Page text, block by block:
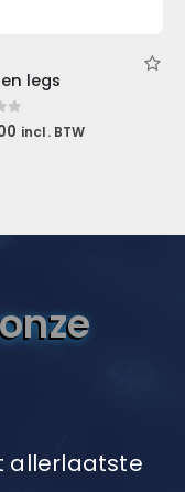
legs
5 incl. BTW
allerlaatste